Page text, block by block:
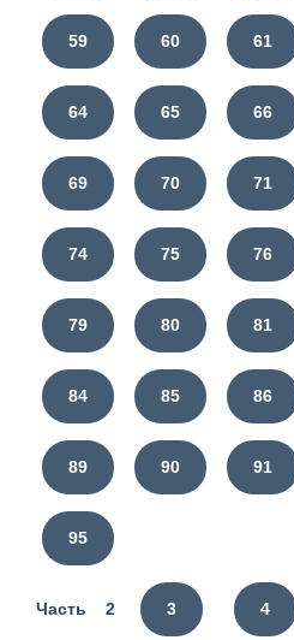
59 60 61
64 65 66
69 70 71
74 75 76
79 80 81
84 85 86
89 90 91
95
Часть 2 3 4